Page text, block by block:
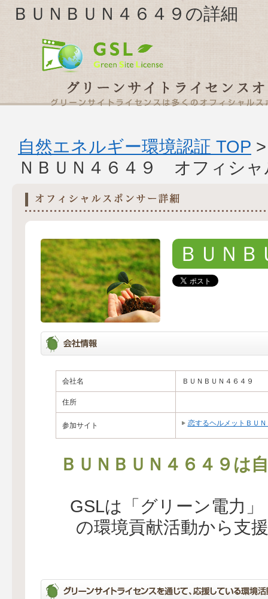
ＢＵＮＢＵＮ４６４９の詳細
自然エネルギー環境認証 TOP
ＮＢＵＮ４６４９ オフィシ
ＢＵＮ
会社名 ＢＵＮＢＵＮ４６４９
住所
参加サイト 恋するヘルメットＢＵ
ＢＵＮＢＵＮ４６４９は
GSLは「グリーン電力
の環境貢献活動から支